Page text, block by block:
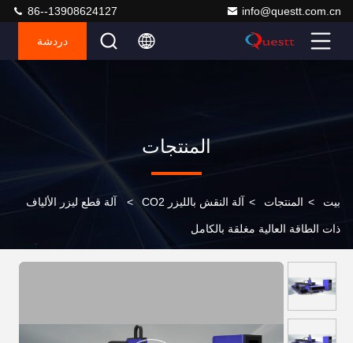
info@questt.com.cn
86--13908624127
دردشة
المنتجات
بيت > المنتجات > آلة النقش بالليزر CO2 > آلة قطع ليزر الألياف
ذات الطاقة العالية مغلقة بالكامل